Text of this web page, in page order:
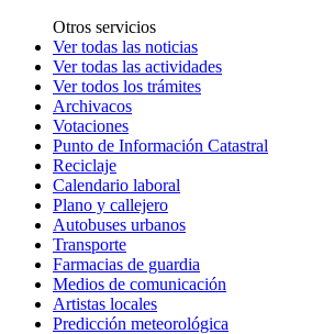
Otros servicios
Ver todas las noticias
Ver todas las actividades
Ver todos los trámites
Archivacos
Votaciones
Punto de Información Catastral
Reciclaje
Calendario laboral
Plano y callejero
Autobuses urbanos
Transporte
Farmacias de guardia
Medios de comunicación
Artistas locales
Predicción meteorológica